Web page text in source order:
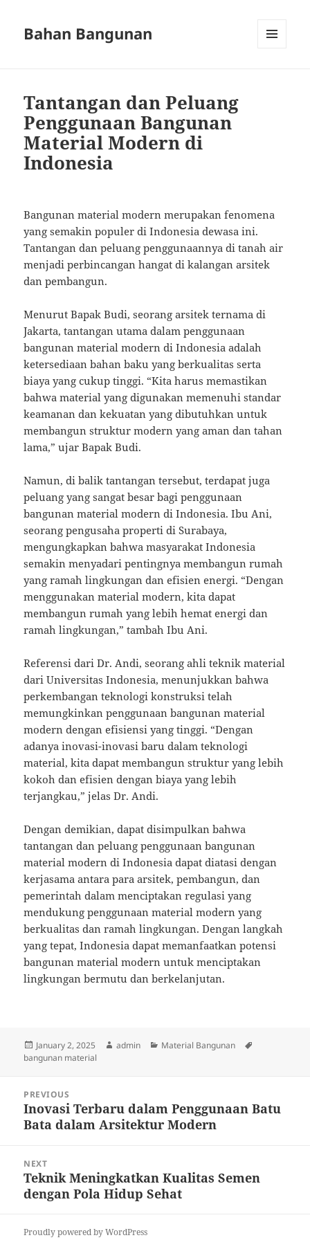
Bahan Bangunan
Tantangan dan Peluang
Penggunaan Bangunan
Material Modern di
Indonesia
Bangunan material modern merupakan fenomena
yang semakin populer di Indonesia dewasa ini.
Tantangan dan peluang penggunaannya di tanah air
menjadi perbincangan hangat di kalangan arsitek
dan pembangun.
Menurut Bapak Budi, seorang arsitek ternama di
Jakarta, tantangan utama dalam penggunaan
bangunan material modern di Indonesia adalah
ketersediaan bahan baku yang berkualitas serta
biaya yang cukup tinggi. “Kita harus memastikan
bahwa material yang digunakan memenuhi standar
keamanan dan kekuatan yang dibutuhkan untuk
membangun struktur modern yang aman dan tahan
lama,” ujar Bapak Budi.
Namun, di balik tantangan tersebut, terdapat juga
peluang yang sangat besar bagi penggunaan
bangunan material modern di Indonesia. Ibu Ani,
seorang pengusaha properti di Surabaya,
mengungkapkan bahwa masyarakat Indonesia
semakin menyadari pentingnya membangun rumah
yang ramah lingkungan dan efisien energi. “Dengan
menggunakan material modern, kita dapat
membangun rumah yang lebih hemat energi dan
ramah lingkungan,” tambah Ibu Ani.
Referensi dari Dr. Andi, seorang ahli teknik material
dari Universitas Indonesia, menunjukkan bahwa
perkembangan teknologi konstruksi telah
memungkinkan penggunaan bangunan material
modern dengan efisiensi yang tinggi. “Dengan
adanya inovasi-inovasi baru dalam teknologi
material, kita dapat membangun struktur yang lebih
kokoh dan efisien dengan biaya yang lebih
terjangkau,” jelas Dr. Andi.
Dengan demikian, dapat disimpulkan bahwa
tantangan dan peluang penggunaan bangunan
material modern di Indonesia dapat diatasi dengan
kerjasama antara para arsitek, pembangun, dan
pemerintah dalam menciptakan regulasi yang
mendukung penggunaan material modern yang
berkualitas dan ramah lingkungan. Dengan langkah
yang tepat, Indonesia dapat memanfaatkan potensi
bangunan material modern untuk menciptakan
lingkungan bermutu dan berkelanjutan.
Posted
on
January 2, 2025 Author
admin Categories
Material Bangunan
bangunan material
navigation
PREVIOUS
Previous
post:
Inovasi Terbaru dalam Penggunaan Batu
Bata dalam Arsitektur Modern
NEXT
Next
post:
Teknik Meningkatkan Kualitas Semen
dengan Pola Hidup Sehat
Proudly powered by WordPress